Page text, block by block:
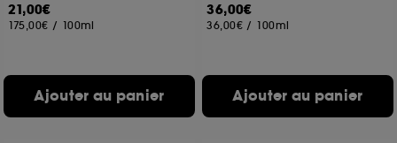
21,00€
175,00€ / 100ml
Ajouter au panier
36,00€
36,00€ / 100ml
Ajouter au panier